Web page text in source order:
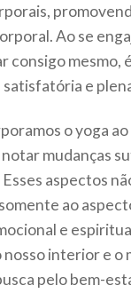
Ao se
consigo mesmo,
satisfatória e
o yoga ao
mudanças
aspectos
ao
e
interior e o
pelo bem-